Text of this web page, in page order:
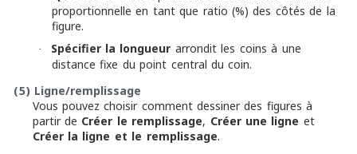
proportionnelle en tant que ratio (%) des côtés de la
figure.
· Spécifier la longueur arrondit les coins à une
distance fixe du point central du coin.
(5) Ligne/remplissage
Vous pouvez choisir comment dessiner des figures à
partir de Créer le remplissage, Créer une ligne et
Créer la ligne et le remplissage.